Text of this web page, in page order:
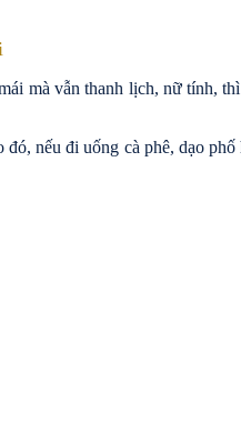
mà vẫn thanh lịch, nữ tính,
nếu đi uống cà phê, dạo